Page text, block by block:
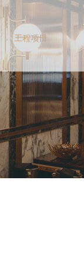
工程项目